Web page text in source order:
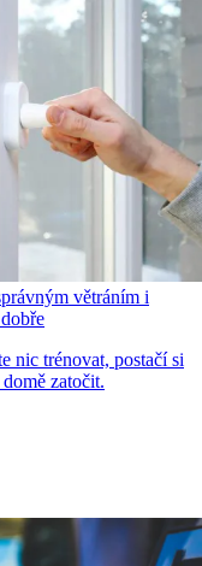
větráním i
nic trénovat, postačí si
zatočit.